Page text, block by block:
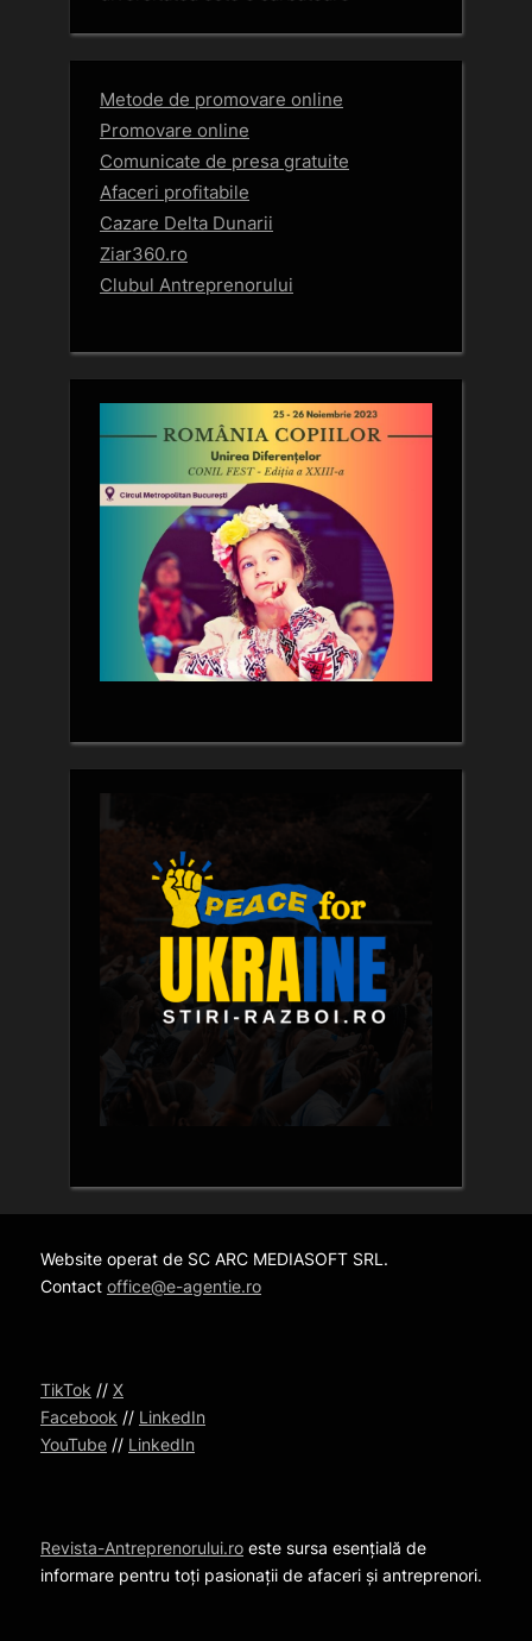
Metode de promovare online
Promovare online
Comunicate de presa gratuite
Afaceri profitabile
Cazare Delta Dunarii
Ziar360.ro
Clubul Antreprenorului
Website operat de SC ARC MEDIASOFT SRL.
Contact office@e-agentie.ro
TikTok // X
Facebook // LinkedIn
YouTube // LinkedIn
Revista-Antreprenorului.ro este sursa esențială de
informare pentru toți pasionații de afaceri și antreprenori.